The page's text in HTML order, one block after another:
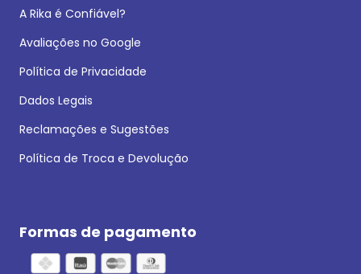
A Rika é Confiável?
Avaliações no Google
Política de Privacidade
Dados Legais
Reclamações e Sugestões
Política de Troca e Devolução
Formas de pagamento